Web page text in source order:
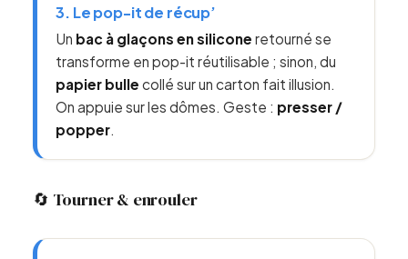
3. Le pop-it de récup’
Un bac à glaçons en silicone retourné se
transforme en pop-it réutilisable ; sinon, du
papier bulle collé sur un carton fait illusion.
On appuie sur les dômes. Geste : presser /
popper.
🔄 Tourner & enrouler